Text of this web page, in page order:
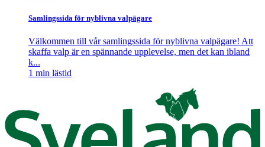
Samlingssida för nyblivna valpägare
Välkommen till vår samlingssida för nyblivna valpägare! Att
skaffa valp är en spännande upplevelse, men det kan ibland
k...
1 min lästid